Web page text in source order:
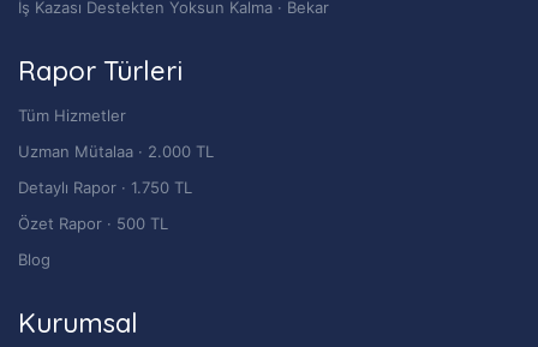
İş Kazası Destekten Yoksun Kalma · Bekar
Rapor Türleri
Tüm Hizmetler
Uzman Mütalaa · 2.000 TL
Detaylı Rapor · 1.750 TL
Özet Rapor · 500 TL
Blog
Kurumsal